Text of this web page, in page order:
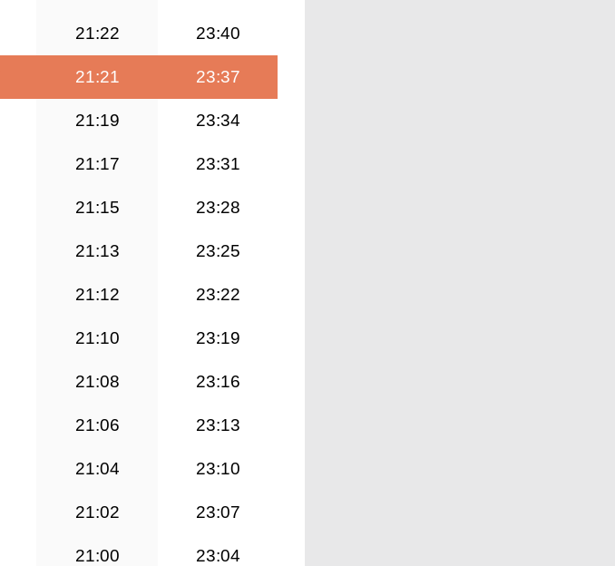
21:22 23:40
21:21 23:37
21:19 23:34
21:17 23:31
21:15 23:28
21:13 23:25
21:12 23:22
21:10 23:19
21:08 23:16
21:06 23:13
21:04 23:10
21:02 23:07
21:00 23:04